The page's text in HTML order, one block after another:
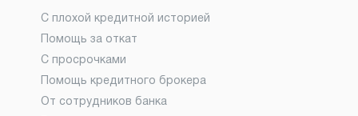
С плохой кредитной историей
Помощь за откат
С просрочками
Помощь кредитного брокера
От сотрудников банка